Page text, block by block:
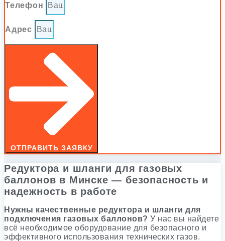
Телефон
Адреc
ОТПРАВИТЬ ЗАЯВКУ
Редуктора и шланги для газовых
баллонов в Минске — безопасность и
надежность в работе
Нужны качественные редуктора и шланги для
подключения газовых баллонов? У нас вы найдете
всё необходимое оборудование для безопасного и
эффективного использования технических газов.